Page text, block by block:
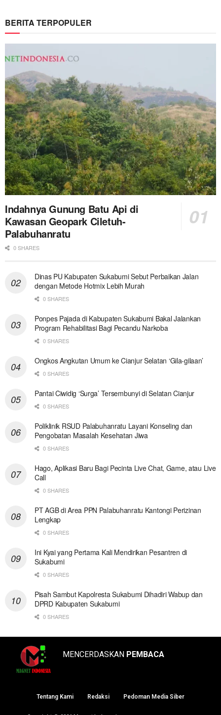
BERITA TERPOPULER
Indahnya Gunung Batu Api di
Kawasan Geopark Ciletuh-
Palabuhanratu
0 SHARES
Dinas PU Kabupaten Sukabumi Sebut Perbaikan Jalan
dengan Metode Hotmix Lebih Murah
0 SHARES
Ponpes Pajada di Kabupaten Sukabumi Bakal Jalankan
Program Rehabilitasi Bagi Pecandu Narkoba
0 SHARES
Ongkos Angkutan Umum ke Cianjur Selatan ‘Gila-gilaan’
0 SHARES
Pantai Ciwidig ‘Surga’ Tersembunyi di Selatan Cianjur
0 SHARES
Poliklinik RSUD Palabuhanratu Layani Konseling dan
Pengobatan Masalah Kesehatan Jiwa
0 SHARES
Hago, Aplikasi Baru Bagi Pecinta Live Chat, Game, atau Live
Call
0 SHARES
PT AGB di Area PPN Palabuhanratu Kantongi Perizinan
Lengkap
0 SHARES
Ini Kyai yang Pertama Kali Mendirikan Pesantren di
Sukabumi
0 SHARES
Pisah Sambut Kapolresta Sukabumi Dihadiri Wabup dan
DPRD Kabupaten Sukabumi
0 SHARES
MENCERDASKAN PEMBACA
Tentang Kami Redaksi Pedoman Media Siber